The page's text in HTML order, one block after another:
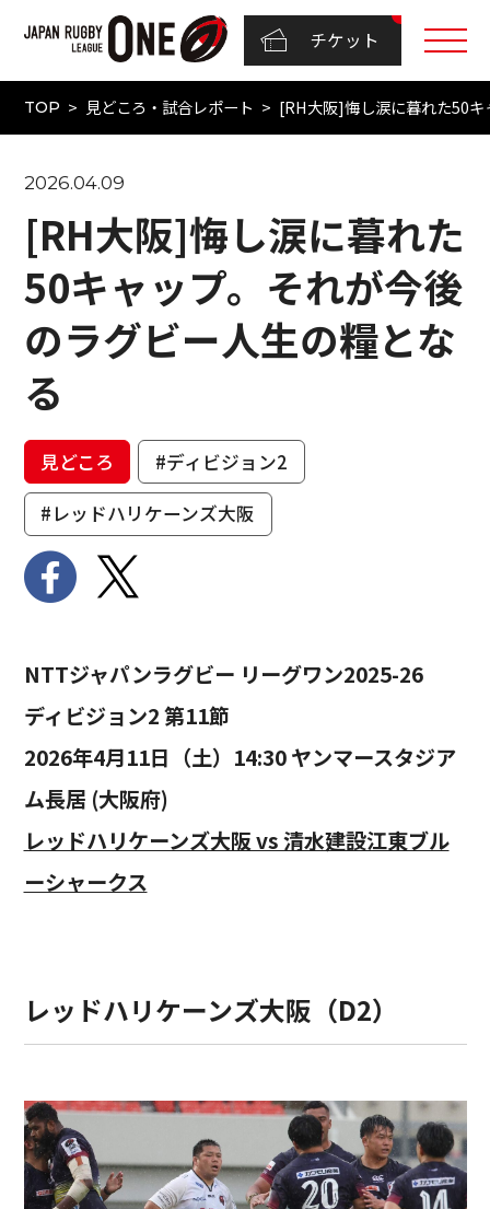
チケット
TOP 見どころ・試合レポート [RH大阪]悔し涙に暮れた50
2026.04.09
[RH大阪]悔し涙に暮れた
50キャップ。それが今後
のラグビー人生の糧とな
る
見どころ
#ディビジョン2
#レッドハリケーンズ大阪
NTTジャパンラグビー リーグワン2025-26
ディビジョン2 第11節
2026年4月11日（土）14:30 ヤンマースタジア
ム長居 (大阪府)
レッドハリケーンズ大阪 vs 清水建設江東ブル
ーシャークス
レッドハリケーンズ大阪（D2）